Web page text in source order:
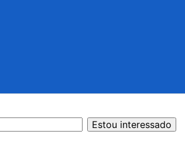
Estou interessado